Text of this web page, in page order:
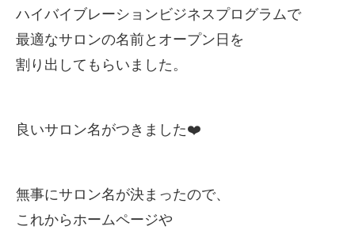
ハイバイブレーションビジネスプログラムで
最適なサロンの名前とオープン日を
割り出してもらいました。
良いサロン名がつきました❤️
無事にサロン名が決まったので、
これからホームページや